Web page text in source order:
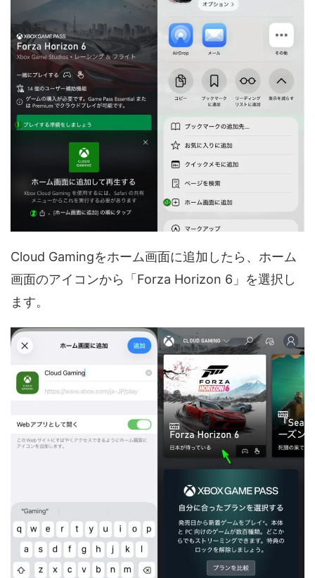
Cloud Gamingをホーム画面に追加したら、ホーム
画面のアイコンから「Forza Horizon 6」を選択し
ます。